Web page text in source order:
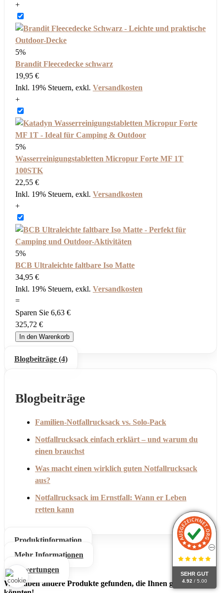
+
5%
Brandit Fleecedecke schwarz
19,95 €
Inkl. 19% Steuern, exkl. Versandkosten
+
5%
Wasserreinigungstabletten Micropur Forte MF 1T
100STK
22,55 €
Inkl. 19% Steuern, exkl. Versandkosten
+
5%
BCB Ultraleichte faltbare Iso Matte
34,95 €
Inkl. 19% Steuern, exkl. Versandkosten
=
Sparen Sie 6,63 €
325,72 €
In den Warenkorb
Blogbeiträge (4)
Blogbeiträge
Familien-Notfallrucksack vs. Solo-Pack
Notfallrucksack einfach erklärt – und warum du
einen brauchst
Was macht einen wirklich guten Notfallrucksack
aus?
Notfallrucksack im Ernstfall: Wann er Leben
retten kann
Produktinformation
Mehr Informationen
Bewertungen
Wir haben andere Produkte gefunden, die Ihnen gefallen
SEHR GUT
4.92 / 5.00